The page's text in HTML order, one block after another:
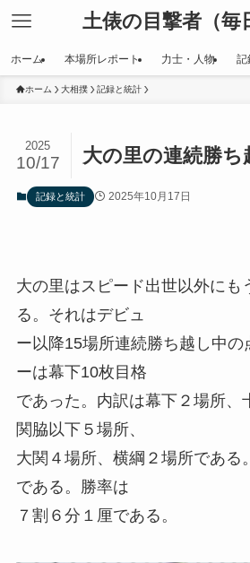
土俵の目撃者（毎
ホーム 本場所レポート 力士・人物 記
ホーム 大相撲 記録と統計
大の里の連続勝ち
2025
10/17
記録と統計 2025年10月17日
大の里はスピード出世以外にも
る。それはデビュ
ー以降15場所連続勝ち越し中の
ーは幕下10枚目格
であった。内訳は幕下２場所、
関脇以下５場所、
大関４場所、横綱２場所である
である。勝率は
７割６分１厘である。